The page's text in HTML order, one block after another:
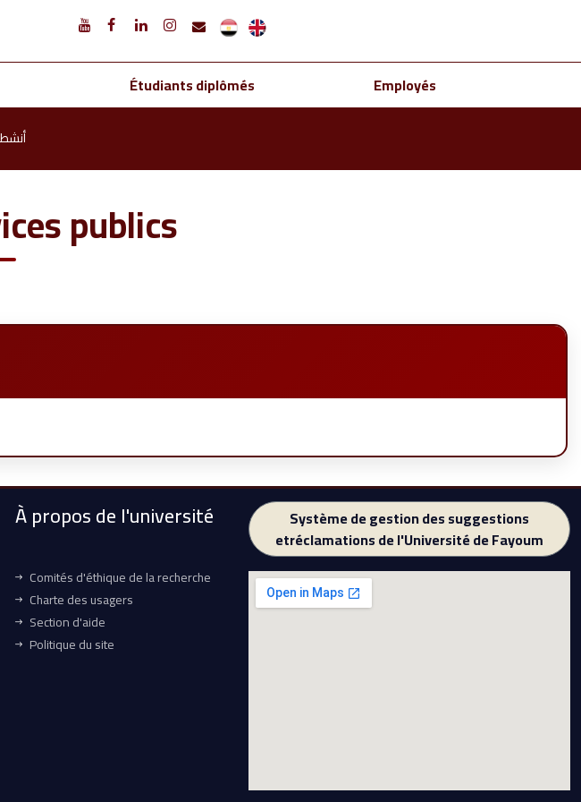
Étudiants diplômés Employés
publics
À propos de l'université
Comités d'éthique de la recherche
Charte des usagers
Section d'aide
Politique du site
Système de gestion des suggestions
etréclamations de l'Université de Fayoum